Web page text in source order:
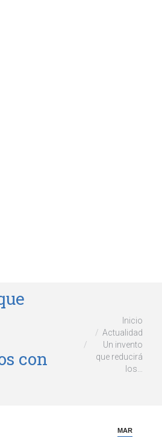
con
Inicio
Actualidad
Un invento
que reducirá
los…
MAR